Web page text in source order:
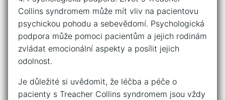
Collins syndromem může mít⁤ vliv na pacientovu
psychickou ‌pohodu a⁢ sebevědomí. Psychologická‍
podpora ​může pomoci pacientům a jejich⁤ rodinám​
zvládat emocionální aspekty a ‍posílit jejich
odolnost.
Je důležité ⁢si uvědomit, že léčba a‌ péče o
pacienty s Treacher‍ Collins syndromem jsou vždy